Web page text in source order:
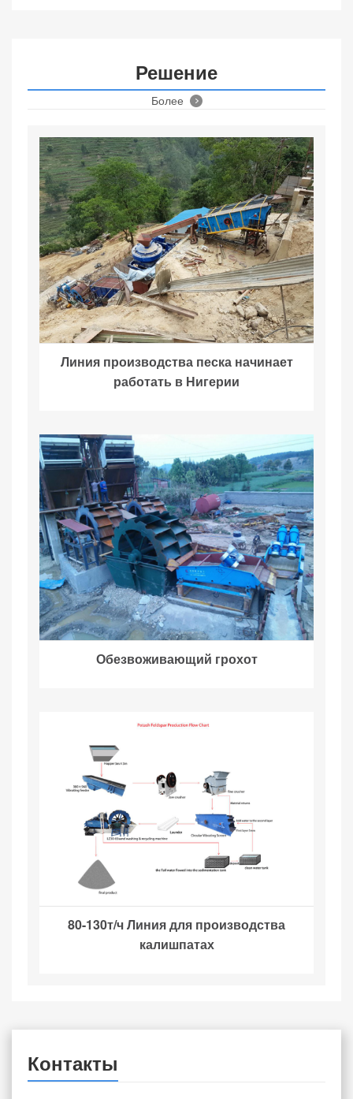
Решение
Более
Линия производства песка начинает
работать в Нигерии
Обезвоживающий грохот
80-130т/ч Линия для производства
калишпатах
Контакты